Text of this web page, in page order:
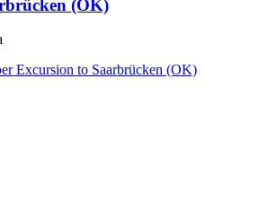
(OK)
Excursion to Saarbrücken (OK)